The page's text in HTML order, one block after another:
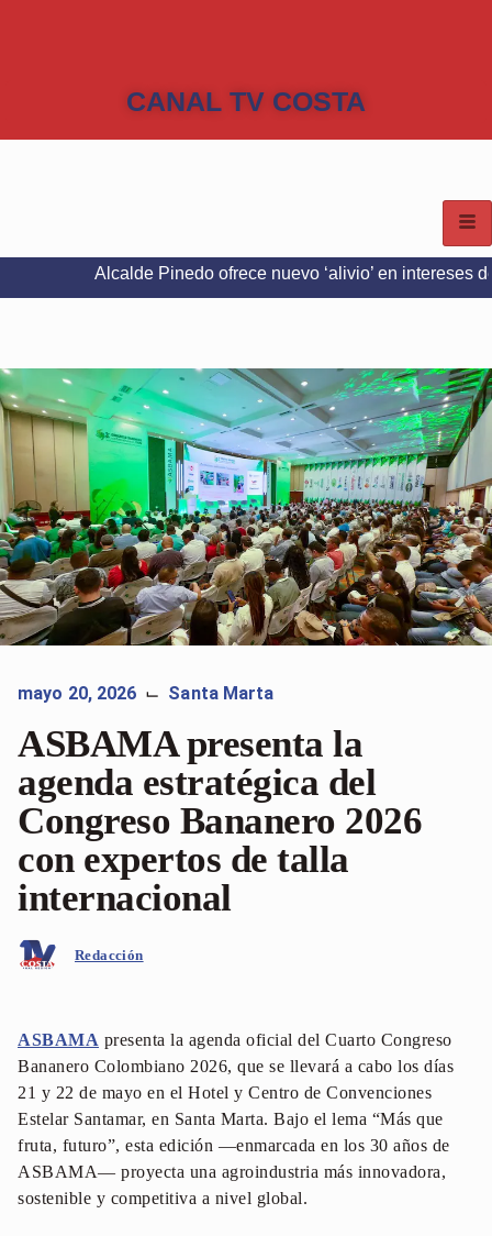
CANAL TV COSTA
Alcalde Pinedo ofrece nuevo ‘alivio’ en intereses del Predial e
mayo 20, 2026 ⌙ Santa Marta
ASBAMA presenta la
agenda estratégica del
Congreso Bananero 2026
con expertos de talla
internacional
Redacción
ASBAMA presenta la agenda oficial del Cuarto Congreso
Bananero Colombiano 2026, que se llevará a cabo los días
21 y 22 de mayo en el Hotel y Centro de Convenciones
Estelar Santamar, en Santa Marta. Bajo el lema “Más que
fruta, futuro”, esta edición —enmarcada en los 30 años de
ASBAMA— proyecta una agroindustria más innovadora,
sostenible y competitiva a nivel global.